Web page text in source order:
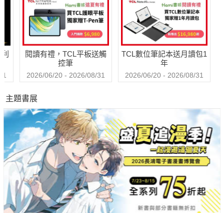
閱讀有禮，TCL平板送觸
控筆
2026/06/20 - 2026/08/31
TCL數位筆記本送月讀包1
年
2026/06/20 - 2026/08/31
主題書展